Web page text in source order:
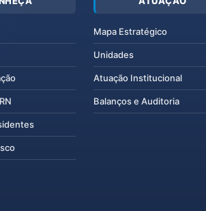
Mapa Estratégico
Unidades
Atuação Institucional
Balanços e Auditoria